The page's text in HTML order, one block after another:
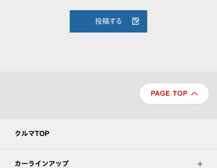
投稿する
クルマTOP
カーラインアップ